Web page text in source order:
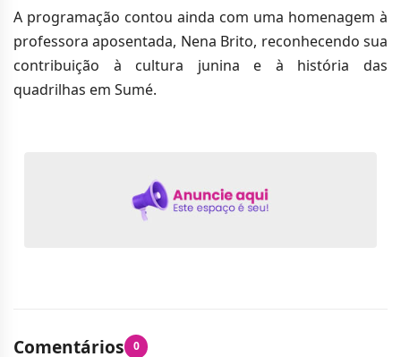
A programação contou ainda com uma homenagem à
professora aposentada, Nena Brito, reconhecendo sua
contribuição à cultura junina e à história das
quadrilhas em Sumé.
Comentários 0